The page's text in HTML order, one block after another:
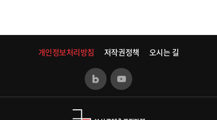
개인정보처리방침 저작권정책 오시는 길